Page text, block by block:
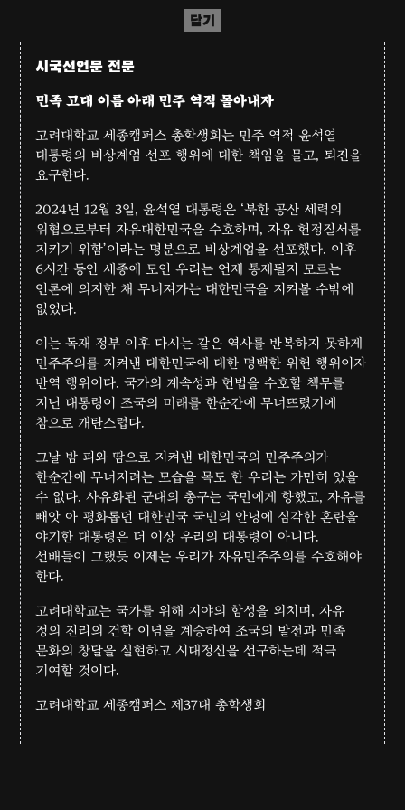
닫기
시국선언문 전문
민족 고대 이름 아래 민주 역적 몰아내자
고려대학교 세종캠퍼스 총학생회는 민주 역적 윤석열
대통령의 비상계엄 선포 행위에 대한 책임을 물고, 퇴진을
요구한다.
2024년 12월 3일, 윤석열 대통령은 ‘북한 공산 세력의
위협으로부터 자유대한민국을 수호하며, 자유 헌정질서를
지키기 위함’이라는 명분으로 비상계업을 선포했다. 이후
6시간 동안 세종에 모인 우리는 언제 통제될지 모르는
언론에 의지한 채 무너져가는 대한민국을 지켜볼 수밖에
없었다.
이는 독재 정부 이후 다시는 같은 역사를 반복하지 못하게
민주주의를 지켜낸 대한민국에 대한 명백한 위헌 행위이자
반역 행위이다. 국가의 계속성과 헌법을 수호할 책무를
지닌 대통령이 조국의 미래를 한순간에 무너뜨렸기에
참으로 개탄스럽다.
그날 밤 피와 땀으로 지켜낸 대한민국의 민주주의가
한순간에 무너지려는 모습을 목도 한 우리는 가만히 있을
수 없다. 사유화된 군대의 총구는 국민에게 향했고, 자유를
빼앗 아 평화롭던 대한민국 국민의 안녕에 심각한 혼란을
야기한 대통령은 더 이상 우리의 대통령이 아니다.
선배들이 그랬듯 이제는 우리가 자유민주주의를 수호해야
한다.
고려대학교는 국가를 위해 지야의 함성을 외치며, 자유
정의 진리의 건학 이념을 계승하여 조국의 발전과 민족
문화의 창달을 실현하고 시대정신을 선구하는데 적극
기여할 것이다.
고려대학교 세종캠퍼스 제37대 총학생회